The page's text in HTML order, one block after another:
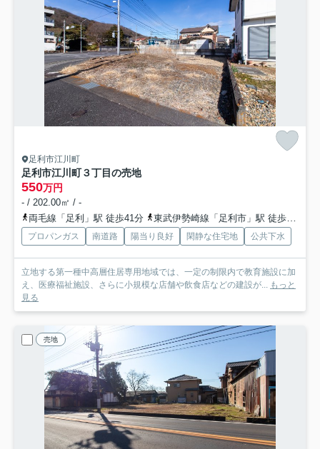
足利市江川町
足利市江川町３丁目の売地
550万円
- / 202.00㎡ / -
両毛線「足利」駅 徒歩41分
東武伊勢崎線「足利市」駅 徒歩48分
プロパンガス 南道路 陽当り良好 閑静な住宅地 公共下水
立地する第一種中高層住居専用地域では、一定の制限内で教育施設に加
え、医療福祉施設、さらに小規模な店舗や飲食店などの建設が...
もっと
見る
売地